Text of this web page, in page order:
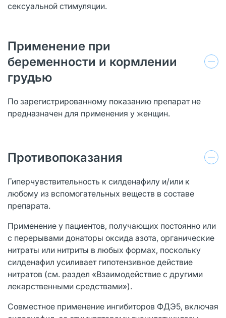
сексуальной стимуляции.
Применение при
беременности и кормлении
грудью
По зарегистрированному показанию препарат не
предназначен для применения у женщин.
Противопоказания
Гиперчувствительность к силденафилу и/или к
любому из вспомогательных веществ в составе
препарата.
Применение у пациентов, получающих постоянно или
с перерывами донаторы оксида азота, органические
нитраты или нитриты в любых формах, поскольку
силденафил усиливает гипотензивное действие
нитратов (см. раздел «Взаимодействие с другими
лекарственными средствами»).
Совместное применение ингибиторов ФДЭ5, включая